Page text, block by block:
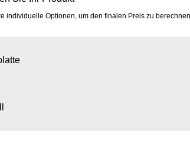
individuelle Optionen, um den finalen Preis zu